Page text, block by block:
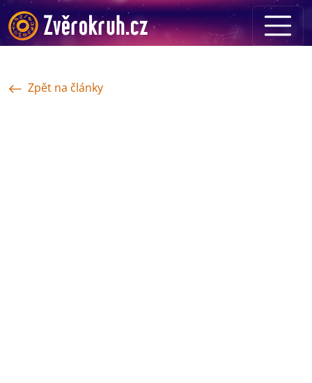
Zpět na články